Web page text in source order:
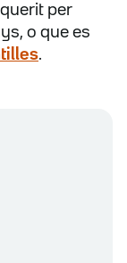
per
o que es
.